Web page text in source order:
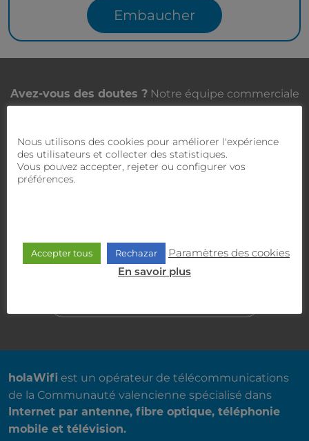
Embaucher
Avez-vous des doutes ?Notre équipe commerciale
SERVICE CLIENT 900 470 818
SERVICE COMMERCIAL
holaWifi est un opérateur de télécommunications
de la Communauté valencienne spécialisé dans
Internet par antenne, fibre optique, téléphonie
mobile et télévision.
Nous utilisons des cookies pour améliorer l'expérience
des utilisateurs et collecter des statistiques.
Vous pouvez accepter, rejeter ou configurer vos
préférences.
Accepter tous Rechazar Paramètres des cookies
En savoir plus